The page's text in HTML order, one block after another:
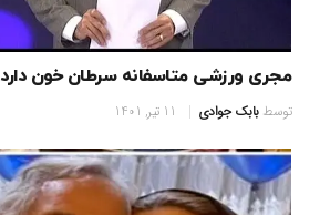
مجری ورزشی متاسفانه سرطان خون دارد
توسطبابک جوادی 11 تیر, 1401